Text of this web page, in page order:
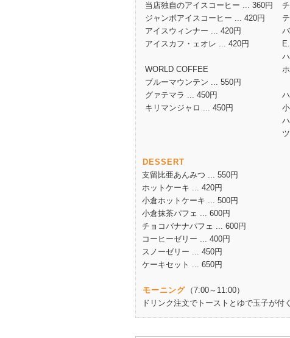
当店独自のアイスコーヒー ... 360円
ジャンボアイスコーヒー ... 420円
アイスウィンナー ... 420円
アイスカフ・ェオレ ... 420円
WORLD COFFEE
ブルーマウンテン ... 550円
グァテマラ ... 450円
キリマンジャロ ... 450円
DESSERT
支留比亜あんみつ ... 550円
ホットケーキ ... 420円
小倉ホットケーキ ... 500円
小倉抹茶パフェ ... 600円
チョコバナナパフェ ... 600円
コーヒーゼリー ... 400円
スノーゼリー ... 450円
ケーキセット ... 650円
モーニング （7:00～11:00）
ドリンク注文でトーストとゆで玉子が付く